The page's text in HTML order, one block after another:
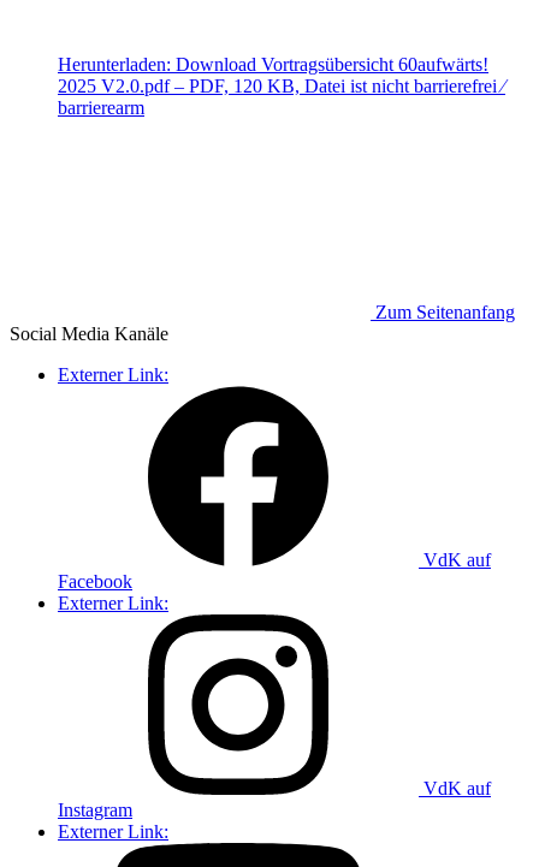
Herunterladen: Download Vortragsübersicht 60aufwärts!
2025 V2.0.pdf – PDF, 120 KB, Datei ist nicht barrierefrei ⁄
barrierearm
Zum Seitenanfang
Social Media Kanäle
Externer Link:
VdK auf
Facebook
Externer Link:
VdK auf
Instagram
Externer Link: